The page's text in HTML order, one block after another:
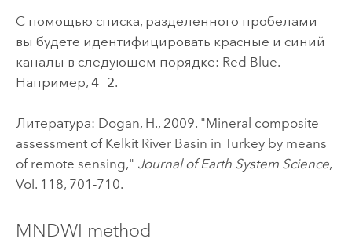
С помощью списка, разделенного пробелами
вы будете идентифицировать красные и синий
каналы в следующем порядке: Red Blue.
Например, 4 2.
Литература: Dogan, H., 2009. "Mineral composite
assessment of Kelkit River Basin in Turkey by means
of remote sensing," Journal of Earth System Science,
Vol. 118, 701-710.
MNDWI method